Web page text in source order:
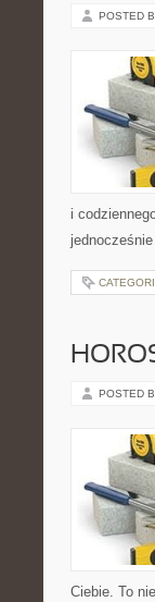
POSTED
i
POSTED
Ciebie. To